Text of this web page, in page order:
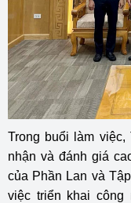
Trong buổi làm
nhận và đánh giá
của Phần Lan và
việc triển khai công